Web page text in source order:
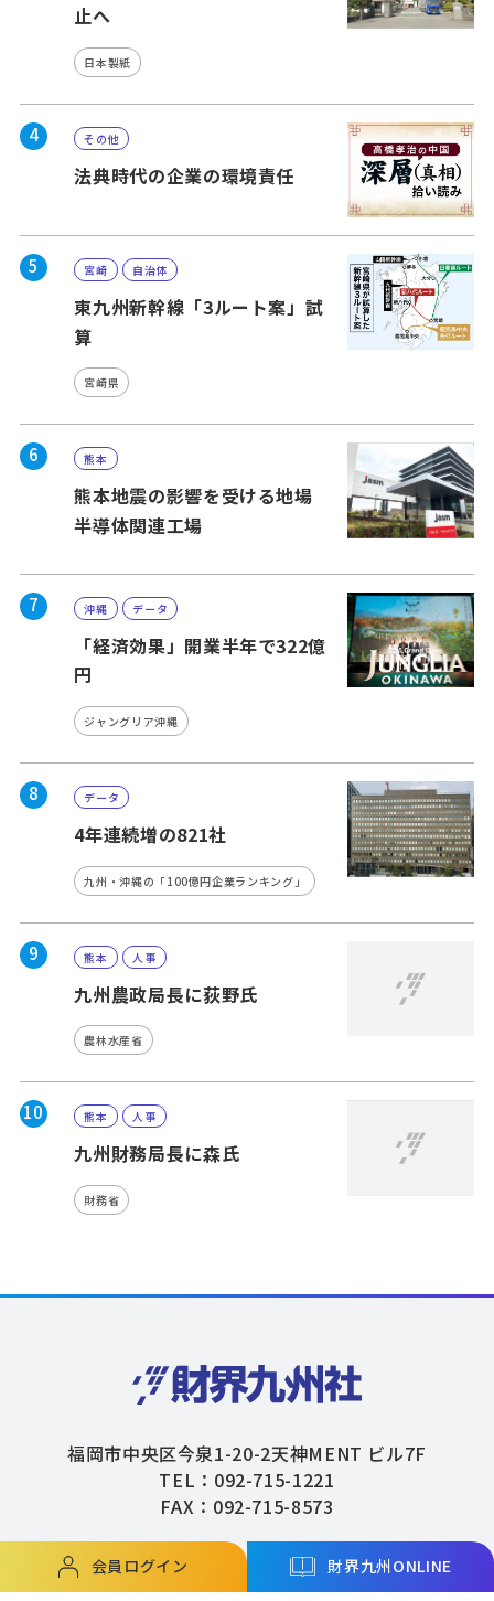
止へ
日本製紙
4 その他
法典時代の企業の環境責任
5 宮崎 自治体
東九州新幹線「3ルート案」試
算
宮崎県
6 熊本
熊本地震の影響を受ける地場
半導体関連工場
7 沖縄 データ
「経済効果」開業半年で322億
円
ジャングリア沖縄
8 データ
4年連続増の821社
九州・沖縄の「100億円企業ランキング」
9 熊本 人事
九州農政局長に荻野氏
農林水産省
10 熊本 人事
九州財務局長に森氏
財務省
会員ログイン 財界九州ONLINE
福岡市中央区今泉1-20-2天神MENT ビル7F
TEL：092-715-1221
FAX：092-715-8573
Copyright © ZAIKAIKYUSHU Co,.Ltd. All Rights Reserved.